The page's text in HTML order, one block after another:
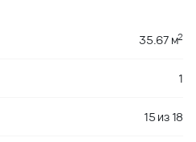
35.67 м2
1
15 из18